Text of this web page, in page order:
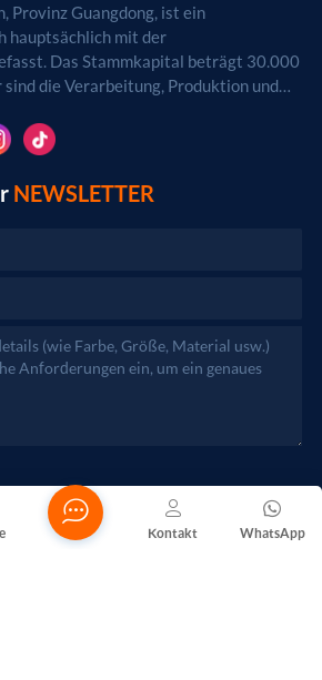
Provinz Guangdong, ist ein
hauptsächlich mit der
Das Stammkapital beträgt 30.000
die Verarbeitung, Produktion und
Projekten dürfen die
nach Genehmigung durch die
werden.)
NEWSLETTER
WhatsApp
Kontakt